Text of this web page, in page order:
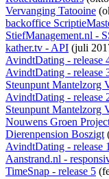
Vervanging Tatooine
backoffice
StiefManagement.nl -
kather.tv - API (juli
AvindtDating - release
AvindtDating - release
Steunpunt Mantelzorg
AvindtDating - release
Steunpunt Mantelzorg
Nouwens Groen
Dierenpension Boszigt
AvindtDating - release
Aanstrand.nl -
TimeSnap - release 5